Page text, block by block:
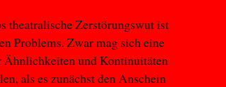
theatralische Zerstörungswut ist
Problems. Zwar mag sich eine
Ähnlichkeiten und Kontinuitäten
als es zunächst den Anschein